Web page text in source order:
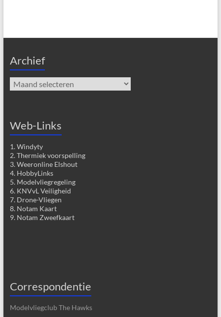
Archief
Archief
Web-Links
1. Windyty
2. Thermiek voorspelling
3. Weeronline Elshout
4. HobbyLinks
5. Modelvliegregeling
6. KNVvL Veiligheid
7. Drone-Vliegen
8. Notam Kaart
9. Notam Zweefkaart
Correspondentie
Modelvliegclub The Hawks